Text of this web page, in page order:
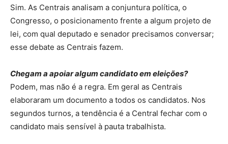
Sim. As Centrais analisam a conjuntura política, o
Congresso, o posicionamento frente a algum projeto de
lei, com qual deputado e senador precisamos conversar;
esse debate as Centrais fazem.
Chegam a apoiar algum candidato em eleições?
Podem, mas não é a regra. Em geral as Centrais
elaboraram um documento a todos os candidatos. Nos
segundos turnos, a tendência é a Central fechar com o
candidato mais sensível à pauta trabalhista.